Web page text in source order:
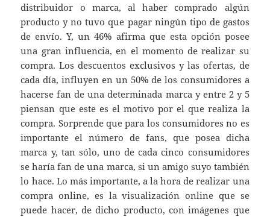
distribuidor o marca, al haber comprado algún
producto y no tuvo que pagar ningún tipo de gastos
de envío. Y, un 46% afirma que esta opción posee
una gran influencia, en el momento de realizar su
compra. Los descuentos exclusivos y las ofertas, de
cada día, influyen en un 50% de los consumidores a
hacerse fan de una determinada marca y entre 2 y 5
piensan que este es el motivo por el que realiza la
compra. Sorprende que para los consumidores no es
importante el número de fans, que posea dicha
marca y, tan sólo, uno de cada cinco consumidores
se haría fan de una marca, si un amigo suyo también
lo hace. Lo más importante, a la hora de realizar una
compra online, es la visualización online que se
puede hacer, de dicho producto, con imágenes que